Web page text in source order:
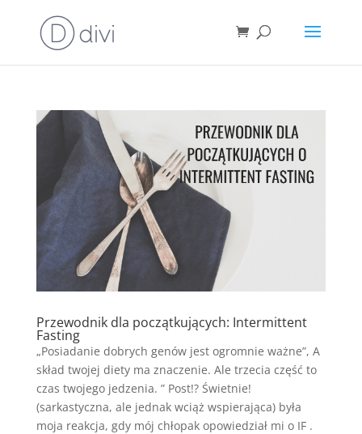
Przewodnik dla początkujących: Intermittent
Fasting
„Posiadanie dobrych genów jest ogromnie ważne”, A
skład twojej diety ma znaczenie. Ale trzecia część to
czas twojego jedzenia. ” Post!? Świetnie!
(sarkastyczna, ale jednak wciąż wspierająca) była
moja reakcja, gdy mój chłopak opowiedział mi o IF .